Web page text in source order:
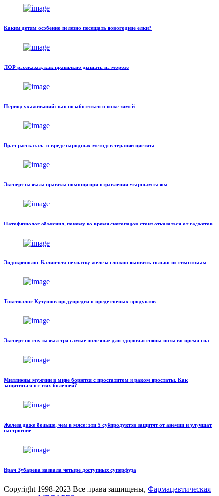
Каким детям особенно полезно посещать новогодние елки?
ЛОР рассказал, как правильно дышать на морозе
Период ухаживаний: как позаботиться о коже зимой
Врач рассказала о вреде народных методов терапии цистита
Эксперт назвала правила помощи при отравлении угарным газом
Патофизиолог объяснил, почему во время снегопадов стоит отказаться от гаджетов
Эндокринолог Калинчев: нехватку железа сложно выявить только по симптомам
Токсиколог Кутушов предупредил о вреде соевых продуктов
Эксперт по сну назвал три самые полезные для здоровья спины позы во время сна
Миллионы мужчин в мире борются с простатитом и раком простаты. Как
защититься от этих болезней?
Железа даже больше, чем в мясе: эти 5 субпродуктов защитят от анемии и улучшат
настроение
Врач Зубарева назвала четыре доступных суперфуда
Copyright 1998-2023 Все права защищены, Фармацевтическая